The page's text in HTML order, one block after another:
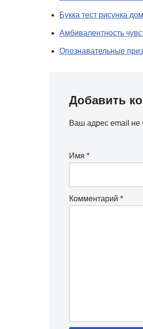
Букка тест рисунка
Амбивалентность
Опознавательные
Добавить
Ваш адрес email не
Имя *
Комментарий *